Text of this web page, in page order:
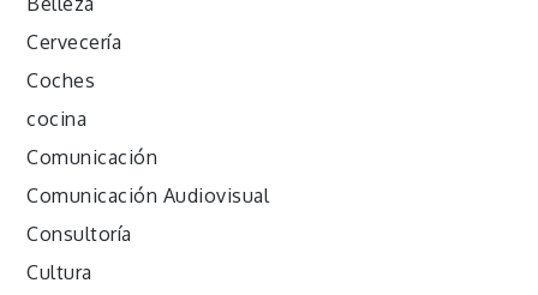
Cervecería
Coches
cocina
Comunicación
Comunicación Audiovisual
Consultoría
Cultura